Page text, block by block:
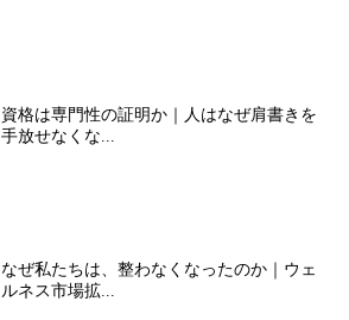
資格は専門性の証明か｜人はなぜ肩書きを
手放せなくな...
なぜ私たちは、整わなくなったのか｜ウェ
ルネス市場拡...